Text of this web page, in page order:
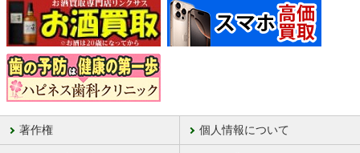
著作権 個人情報について